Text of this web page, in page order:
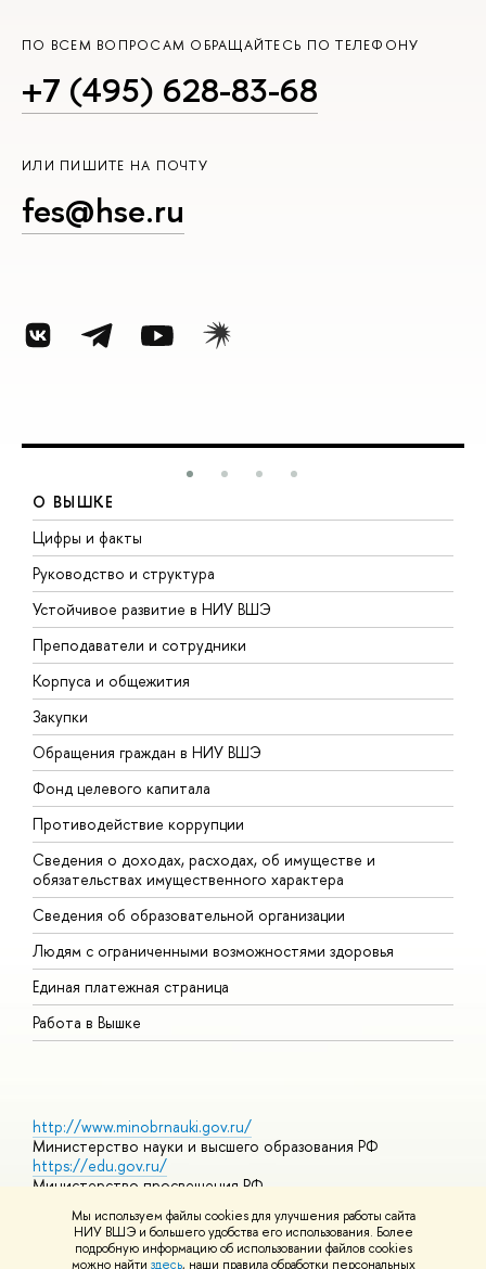
Мы используем файлы cookies для улучшения работы сайта
НИУ ВШЭ и большего удобства его использования. Более
подробную информацию об использовании файлов cookies
можно найти здесь, наши правила обработки персональных
ПО ВСЕМ ВОПРОСАМ ОБРАЩАЙТЕСЬ ПО ТЕЛЕФОНУ
+7 (495) 628-83-68
ИЛИ ПИШИТЕ НА ПОЧТУ
fes@hse.ru
О ВЫШКЕ
Цифры и факты
Руководство и структура
Устойчивое развитие в НИУ ВШЭ
Преподаватели и сотрудники
Корпуса и общежития
Закупки
Обращения граждан в НИУ ВШЭ
Фонд целевого капитала
Противодействие коррупции
Сведения о доходах, расходах, об имуществе и
обязательствах имущественного характера
Сведения об образовательной организации
Людям с ограниченными возможностями здоровья
Единая платежная страница
Работа в Вышке
http://www.minobrnauki.gov.ru/
Министерство науки и высшего образования РФ
https://edu.gov.ru/
Министерство просвещения РФ
https://elearning.hse.ru/mooc
Массовые открытые онлайн-курсы